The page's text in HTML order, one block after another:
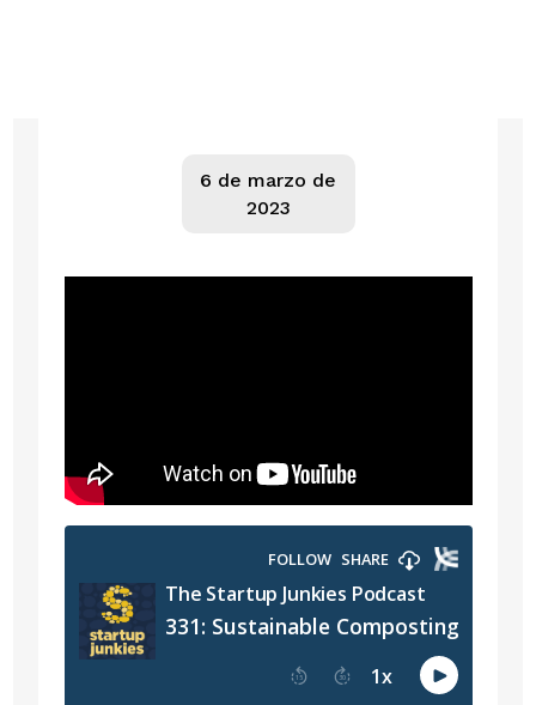
6 de marzo de
2023